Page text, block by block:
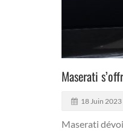
Maserati
18 Juin 2023
Maserati